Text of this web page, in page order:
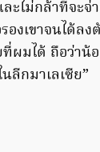
ละไม่กล้าที่จะ
องเขาจนได้ล
ที่ผมได้ ถือว่า
ลีกมาเลเซีย”